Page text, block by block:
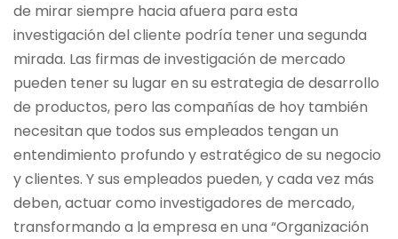
de mirar siempre hacia afuera para esta
investigación del cliente podría tener una segunda
mirada. Las firmas de investigación de mercado
pueden tener su lugar en su estrategia de desarrollo
de productos, pero las compañías de hoy también
necesitan que todos sus empleados tengan un
entendimiento profundo y estratégico de su negocio
y clientes. Y sus empleados pueden, y cada vez más
deben, actuar como investigadores de mercado,
transformando a la empresa en una “Organización